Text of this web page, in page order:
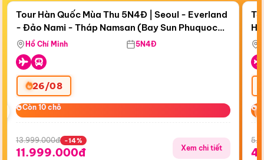
Còn18 ngày 16:32:38
Bay Sun Phuquoc Airways
Tour Hàn Quốc Mùa Thu 5N4Đ | Seoul - Everland
- Đảo Nami - Tháp Namsan (Bay Sun Phuquoc
Airways)
Hồ Chí Minh 5N4Đ
26/08
Còn 10 chỗ
Còn 10 chỗ
13.999.000đ -14%
11.999.000đ Xem chi tiết